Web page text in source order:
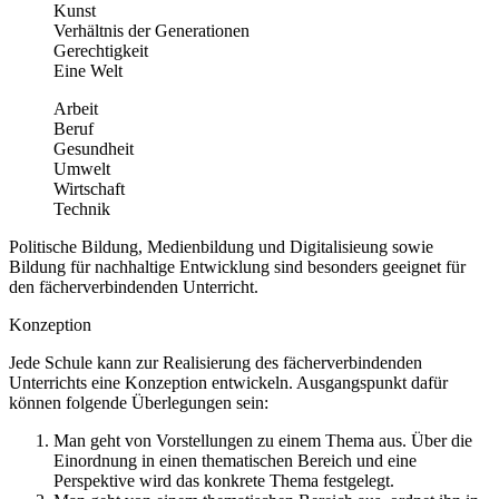
Kunst
Verhältnis der Generationen
Gerechtigkeit
Eine Welt
Arbeit
Beruf
Gesundheit
Umwelt
Wirtschaft
Technik
Politische Bildung, Medienbildung und Digitalisieung sowie
Bildung für nachhaltige Entwicklung sind besonders geeignet für
den fächerverbindenden Unterricht.
Konzeption
Jede Schule kann zur Realisierung des fächerverbindenden
Unterrichts eine Konzeption entwickeln. Ausgangspunkt dafür
können folgende Überlegungen sein:
Man geht von Vorstellungen zu einem Thema aus. Über die
Einordnung in einen thematischen Bereich und eine
Perspektive wird das konkrete Thema festgelegt.